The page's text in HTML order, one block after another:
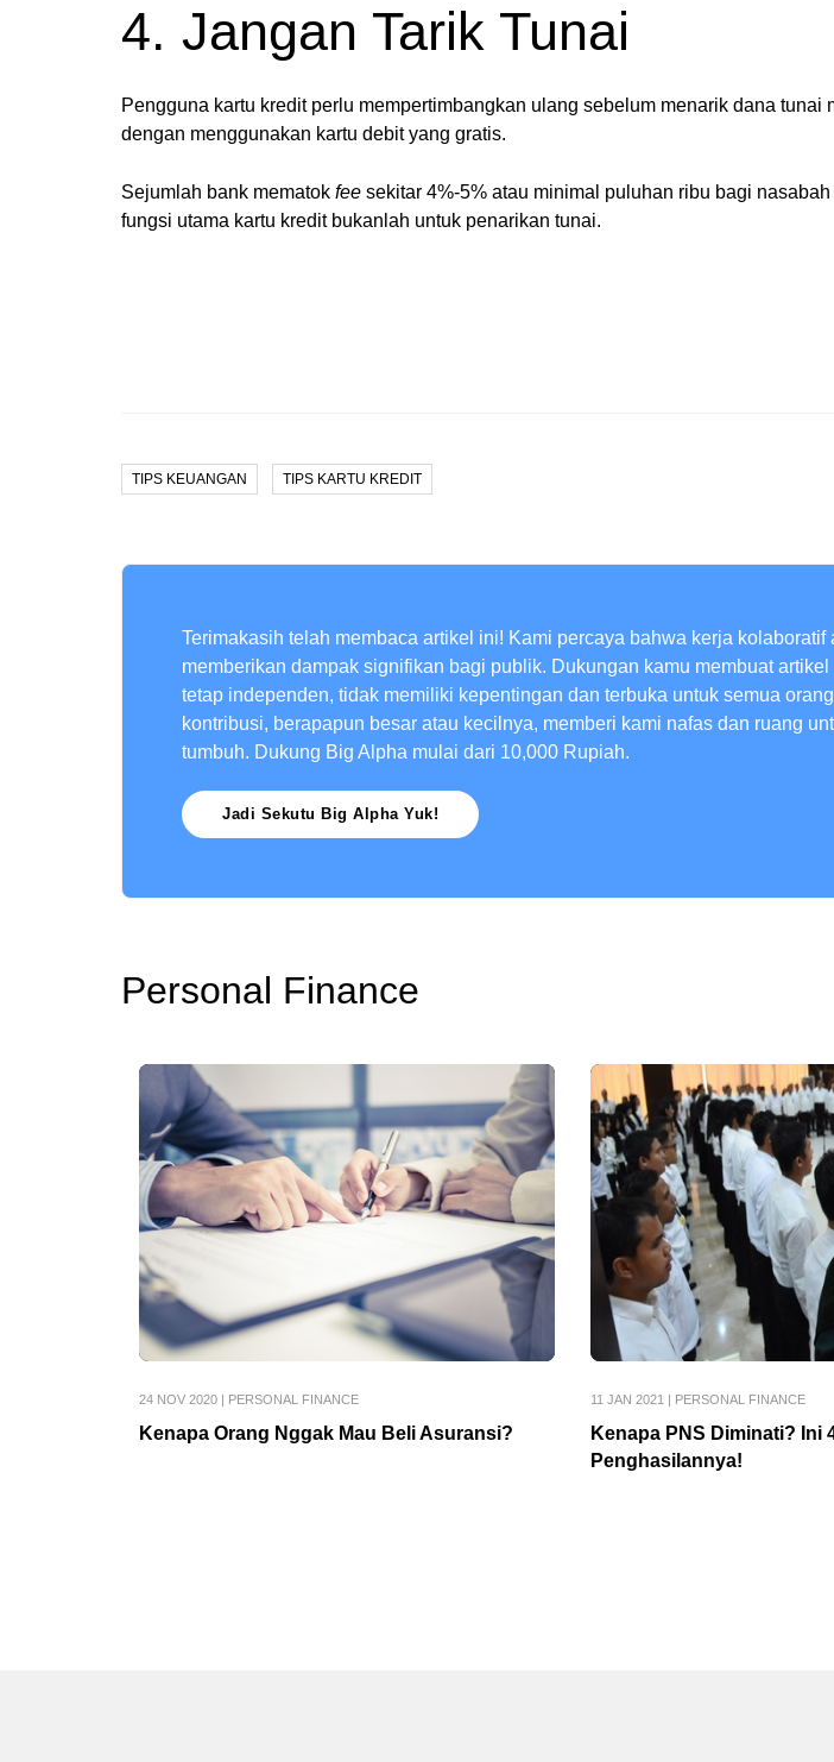
4. Jangan Tarik Tunai
Pengguna kartu kredit perlu mempertimbangkan ulang sebelum menarik dana
dengan menggunakan kartu debit yang gratis.
Sejumlah bank mematok fee sekitar 4%-5% atau minimal puluhan ribu bagi
fungsi utama kartu kredit bukanlah untuk penarikan tunai.
TIPS KEUANGAN TIPS KARTU KREDIT
Terimakasih telah membaca artikel ini! Kami percaya bahwa kerja kolaboratif
memberikan dampak signifikan bagi publik. Dukungan kamu membuat artikel
tetap independen, tidak memiliki kepentingan dan terbuka untuk semua
kontribusi, berapapun besar atau kecilnya, memberi kami nafas dan ruang
tumbuh. Dukung Big Alpha mulai dari 10,000 Rupiah.
Jadi Sekutu Big Alpha Yuk!
Personal Finance
24 NOV 2020 PERSONAL FINANCE
Kenapa Orang Nggak Mau Beli Asuransi?
11 JAN 2021 PERSONAL FINANCE
Kenapa PNS Diminati? Ini
Penghasilannya!